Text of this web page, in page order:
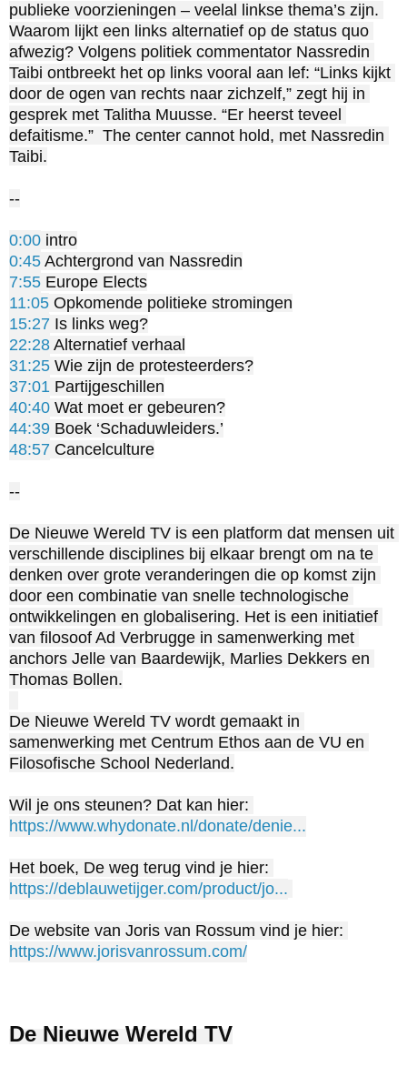
publieke voorzieningen – veelal linkse thema’s zijn.
Waarom lijkt een links alternatief op de status quo
afwezig? Volgens politiek commentator Nassredin
Taibi ontbreekt het op links vooral aan lef: “Links kijkt
door de ogen van rechts naar zichzelf,” zegt hij in
gesprek met Talitha Muusse. “Er heerst teveel
defaitisme.”  The center cannot hold, met Nassredin
Taibi.
--
0:00
0:45
7:55
11:05
15:27
22:28
31:25
37:01
40:40
44:39
48:57 Cancelculture
--
De Nieuwe Wereld TV is een platform dat mensen uit
verschillende disciplines bij elkaar brengt om na te
denken over grote veranderingen die op komst zijn
door een combinatie van snelle technologische
ontwikkelingen en globalisering. Het is een initiatief
van filosoof Ad Verbrugge in samenwerking met
anchors Jelle van Baardewijk, Marlies Dekkers en
Thomas Bollen.
De Nieuwe Wereld TV wordt gemaakt in
samenwerking met Centrum Ethos aan de VU en
Filosofische School Nederland.
Wil je ons steunen? Dat kan hier:
https://www.whydonate.nl/donate/denie...
Het boek, De weg terug vind je hier:
https://deblauwetijger.com/product/jo...
De website van Joris van Rossum vind je hier:
https://www.jorisvanrossum.com/
De Nieuwe Wereld TV